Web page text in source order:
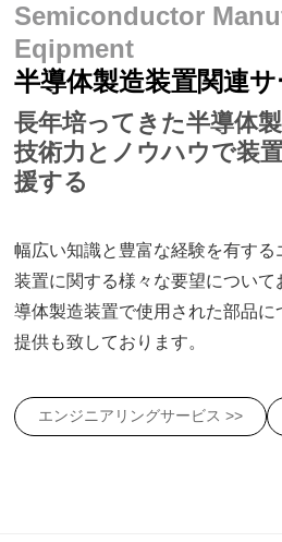
Semiconductor
Eqipment
半導体製造装置関連
長年培ってきた半導体
技術力とノウハウで装
援する
幅広い知識と豊富な経験を有す
装置に関する様々な要望につい
導体製造装置で使用された部品
提供も致しております。
エンジニアリングサービス >>